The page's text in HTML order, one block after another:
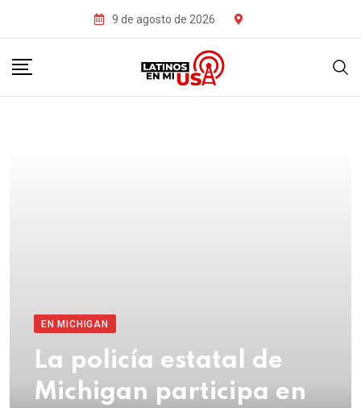
9 de agosto de 2026
EN MICHIGAN
La policía estatal de
Michigan participa en